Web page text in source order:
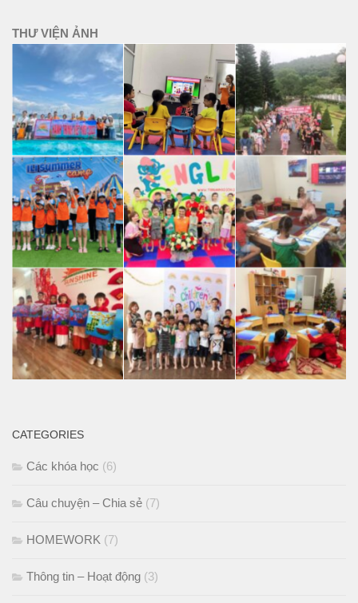
THƯ VIỆN ẢNH
CATEGORIES
Các khóa học (6)
Câu chuyện – Chia sẻ (7)
HOMEWORK (7)
Thông tin – Hoạt động (3)